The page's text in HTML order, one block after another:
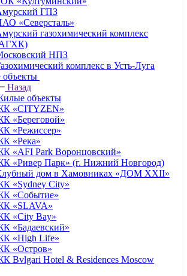
ГПЗ
«Северсталь»
газохимический комплекс
НПЗ
комплекс в Усть-Луга
Назад
объекты
«CITYZEN»
«Береговой»
«Режиссер»
«Река»
«AFI Park Воронцовский»
«Ривер Парк» (г. Нижний Новгород)
дом в Хамовниках «ДОМ XXII»
«Sydney City»
«Событие»
«SLAVA»
«City Bay»
«Бадаевский»
«High Life»
«Остров»
Bvlgari Hotel & Residences Moscow